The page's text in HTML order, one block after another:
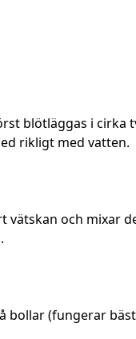
blötläggas i cirka
rikligt med vatten.
vätskan och mixar
bollar (fungerar